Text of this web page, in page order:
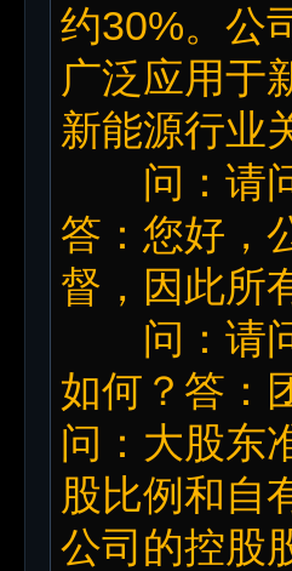
约30%。公
广泛应用于
新能源行业
问：请问
答：您好，
督，因此所
问：请问
如何？答：
问：大股东
股比例和自
公司的控股